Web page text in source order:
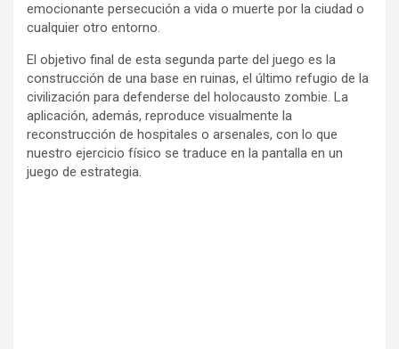
emocionante persecución a vida o muerte por la ciudad o
cualquier otro entorno.
El objetivo final de esta segunda parte del juego es la
construcción de una base en ruinas, el último refugio de la
civilización para defenderse del holocausto zombie. La
aplicación, además, reproduce visualmente la
reconstrucción de hospitales o arsenales, con lo que
nuestro ejercicio físico se traduce en la pantalla en un
juego de estrategia.